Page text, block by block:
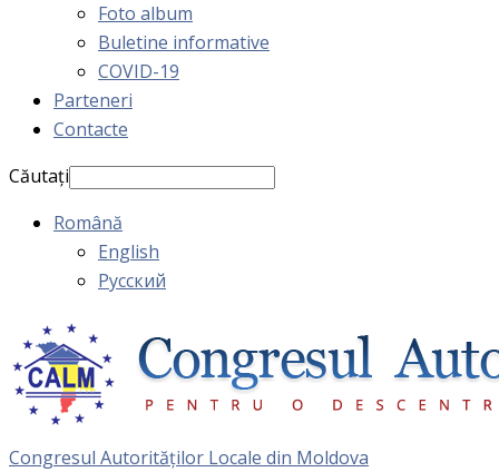
Foto album
Buletine informative
COVID-19
Parteneri
Contacte
Căutați
Română
English
Русский
Congresul Autorităţilor Locale din Moldova